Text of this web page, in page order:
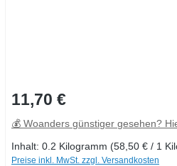
Regulärer Preis:
11,70 €
💰 Woanders günstiger gesehen?
Inhalt: 0.2 Kilogramm (58,50 € / 1
Preise inkl. MwSt. zzgl. Versandkosten